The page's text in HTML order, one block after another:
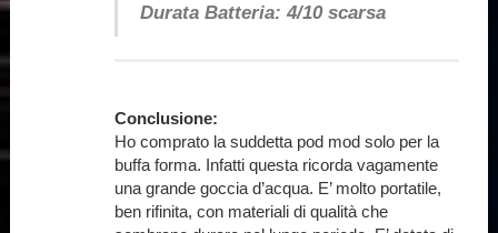
Durata Batteria: 4/10 scarsa
Conclusione:
Ho comprato la suddetta pod mod solo per la
buffa forma. Infatti questa ricorda vagamente
una grande goccia d’acqua. E’ molto portatile,
ben rifinita, con materiali di qualità che